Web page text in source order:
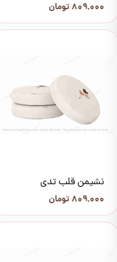
۸۰۹,۰۰۰ تومان
نشیمن قلب تدی
۸۰۹,۰۰۰ تومان